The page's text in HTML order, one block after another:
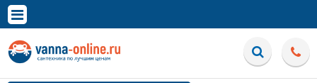
Полная версия сайта